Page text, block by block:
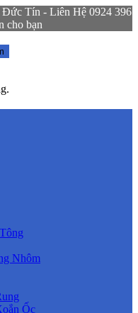
Tín - Liên Hệ 0924 396
cho bạn
Nhôm
Ốc